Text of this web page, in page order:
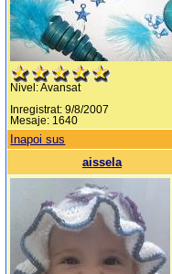
Nivel: Avansat
Inregistrat: 9/8/2007
Mesaje: 1640
Inapoi sus
aissela